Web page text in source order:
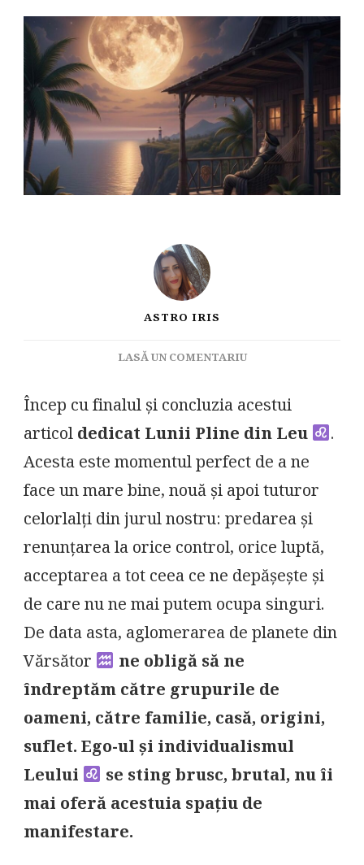
ASTRO IRIS
LASĂ UN COMENTARIULA
FEBRUARIE.
LUNǍ
Încep cu finalul și concluzia acestui
articol dedicat Lunii Pline din Leu
.
Acesta este momentul perfect de a ne
face un mare bine, nouă și apoi tuturor
celorlalți din jurul nostru: predarea și
renunțarea la orice control, orice luptă,
acceptarea a tot ceea ce ne depășește și
de care nu ne mai putem ocupa singuri.
De data asta, aglomerarea de planete din
Vărsător
ne obligă să ne
îndreptăm către grupurile de
oameni, către familie, casă, origini,
suflet. Ego-ul și individualismul
Leului
se sting brusc, brutal, nu îi
mai oferă acestuia spațiu de
manifestare.